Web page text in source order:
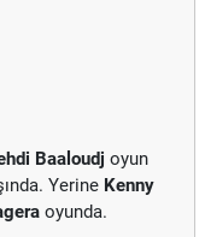
Baaloudj oyun
Yerine Kenny
oyunda.